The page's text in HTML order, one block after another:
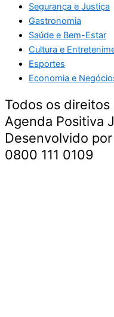
Segurança e Justiça
Gastronomia
Saúde e Bem-Estar
Cultura e
Esportes
Economia e
Todos os
Agenda Positiva
Desenvolvido
0800 111 0109